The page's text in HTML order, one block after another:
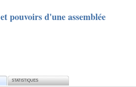
pouvoirs d'une assemblée
STATISTIQUES